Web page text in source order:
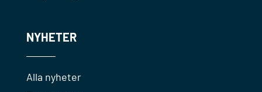
NYHETER
Alla nyheter